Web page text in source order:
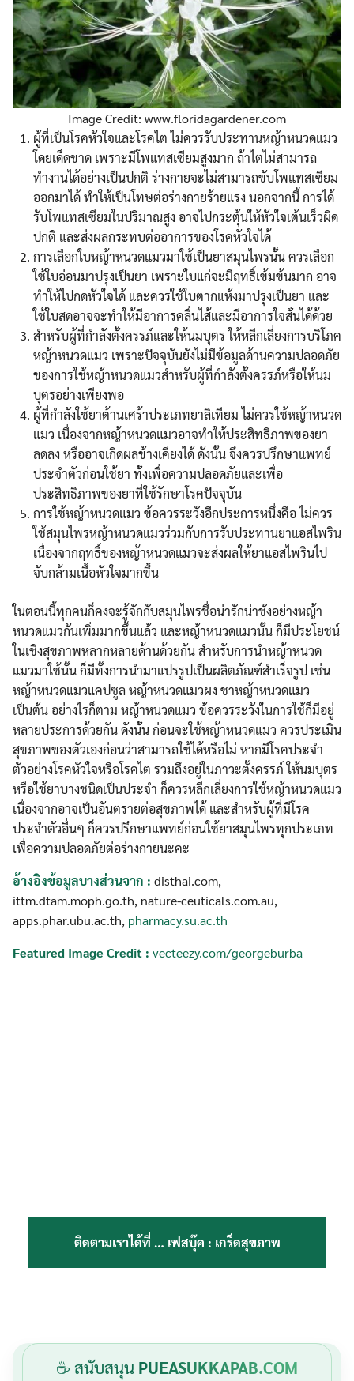
Search
for:
Search
Image Credit: www.floridagardener.com
ผู้ที่เป็นโรคหัวใจและโรคไต ไม่ควรรับประทานหญ้าหนวดแมว
โดยเด็ดขาด เพราะมีโพแทสเซียมสูงมาก ถ้าไตไม่สามารถ
ทำงานได้อย่างเป็นปกติ ร่างกายจะไม่สามารถขับโพแทสเซียม
ออกมาได้ ทำให้เป็นโทษต่อร่างกายร้ายแรง นอกจากนี้ การได้
รับโพแทสเซียมในปริมาณสูง อาจไปกระตุ้นให้หัวใจเต้นเร็วผิด
ปกติ และส่งผลกระทบต่ออาการของโรคหัวใจได้
การเลือกใบหญ้าหนวดแมวมาใช้เป็นยาสมุนไพรนั้น ควรเลือก
ใช้ใบอ่อนมาปรุงเป็นยา เพราะใบแก่จะมีฤทธิ์เข้มข้นมาก อาจ
ทำให้ไปกดหัวใจได้ และควรใช้ใบตากแห้งมาปรุงเป็นยา และ
ใช้ใบสดอาจจะทำให้มีอาการคลื่นไส้และมีอาการใจสั่นได้ด้วย
สำหรับผู้ที่กำลังตั้งครรภ์และให้นมบุตร ให้หลีกเลี่ยงการบริโภค
หญ้าหนวดแมว เพราะปัจจุบันยังไม่มีข้อมูลด้านความปลอดภัย
ของการใช้หญ้าหนวดแมวสำหรับผู้ที่กำลังตั้งครรภ์หรือให้นม
บุตรอย่างเพียงพอ
ผู้ที่กำลังใช้ยาต้านเศร้าประเภทยาลิเทียม ไม่ควรใช้หญ้าหนวด
แมว เนื่องจากหญ้าหนวดแมวอาจทำให้ประสิทธิภาพของยา
ลดลง หรืออาจเกิดผลข้างเคียงได้ ดังนั้น จึงควรปรึกษาแพทย์
ประจำตัวก่อนใช้ยา ทั้งเพื่อความปลอดภัยและเพื่อ
ประสิทธิภาพของยาที่ใช้รักษาโรคปัจจุบัน
การใช้หญ้าหนวดแมว ข้อควรระวังอีกประการหนึ่งคือ ไม่ควร
ใช้สมุนไพรหญ้าหนวดแมวร่วมกับการรับประทานยาแอสไพริน
เนื่องจากฤทธิ์ของหญ้าหนวดแมวจะส่งผลให้ยาแอสไพรินไป
จับกล้ามเนื้อหัวใจมากขึ้น
ในตอนนี้ทุกคนก็คงจะรู้จักกับสมุนไพรชื่อน่ารักน่าชังอย่างหญ้า
หนวดแมวกันเพิ่มมากขึ้นแล้ว และหญ้าหนวดแมวนั้น ก็มีประโยชน์
ในเชิงสุขภาพหลากหลายด้านด้วยกัน สำหรับการนำหญ้าหนวด
แมวมาใช้นั้น ก็มีทั้งการนำมาแปรรูปเป็นผลิตภัณฑ์สำเร็จรูป เช่น
หญ้าหนวดแมวแคปซูล หญ้าหนวดแมวผง ชาหญ้าหนวดแมว
เป็นต้น อย่างไรก็ตาม หญ้าหนวดแมว ข้อควรระวังในการใช้ก็มีอยู่
หลายประการด้วยกัน ดังนั้น ก่อนจะใช้หญ้าหนวดแมว ควรประเมิน
สุขภาพของตัวเองก่อนว่าสามารถใช้ได้หรือไม่ หากมีโรคประจำ
ตัวอย่างโรคหัวใจหรือโรคไต รวมถึงอยู่ในภาวะตั้งครรภ์ ให้นมบุตร
หรือใช้ยาบางชนิดเป็นประจำ ก็ควรหลีกเลี่ยงการใช้หญ้าหนวดแมว
เนื่องจากอาจเป็นอันตรายต่อสุขภาพได้ และสำหรับผู้ที่มีโรค
ประจำตัวอื่นๆ ก็ควรปรึกษาแพทย์ก่อนใช้ยาสมุนไพรทุกประเภท
เพื่อความปลอดภัยต่อร่างกายนะคะ
อ้างอิงข้อมูลบางส่วนจาก : disthai.com,
ittm.dtam.moph.go.th, nature-ceuticals.com.au,
apps.phar.ubu.ac.th, pharmacy.su.ac.th
Featured Image Credit : vecteezy.com/georgeburba
ติดตามเราได้ที่ … เฟสบุ๊ค : เกร็ดสุขภาพ
☕ สนับสนุน PUEASUKKAPAB.COM